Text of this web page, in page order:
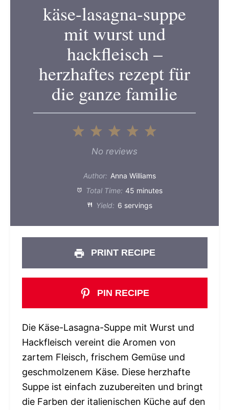
käse-lasagna-suppe
mit wurst und
hackfleisch –
herzhaftes rezept für
die ganze familie
5
4
3
Stars
2
Stars
1
Star
No reviews
Author: Anna Williams
Total Time: 45 minutes
Yield: 6 servings
PRINT RECIPE
PIN RECIPE
Die Käse-Lasagna-Suppe mit Wurst und
Hackfleisch vereint die Aromen von
zartem Fleisch, frischem Gemüse und
geschmolzenem Käse. Diese herzhafte
Suppe ist einfach zuzubereiten und bringt
die Farben der italienischen Küche auf den